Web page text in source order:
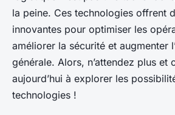
la peine. Ces technologies offrent
innovantes pour optimiser les
améliorer la sécurité et augmenter
générale. Alors, n’attendez plus et
aujourd’hui à explorer les
technologies !